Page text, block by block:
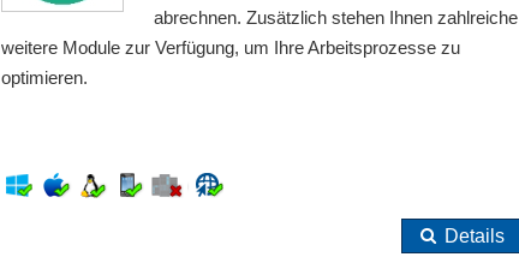
abrechnen. Zusätzlich stehen Ihnen zahlreiche
weitere Module zur Verfügung, um Ihre Arbeitsprozesse zu
optimieren.
Details